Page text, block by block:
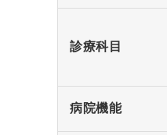
診療科目
病院機能